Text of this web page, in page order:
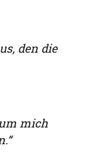
den die
mich